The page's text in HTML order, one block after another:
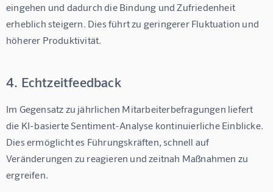
eingehen und dadurch die Bindung und Zufriedenheit
erheblich steigern. Dies führt zu geringerer Fluktuation und
höherer Produktivität.
4. Echtzeitfeedback
Im Gegensatz zu jährlichen Mitarbeiterbefragungen liefert
die KI-basierte Sentiment-Analyse kontinuierliche Einblicke.
Dies ermöglicht es Führungskräften, schnell auf
Veränderungen zu reagieren und zeitnah Maßnahmen zu
ergreifen.